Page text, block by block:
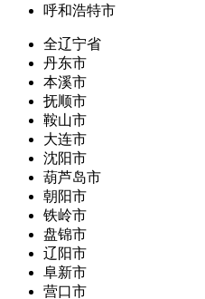
呼和浩特市
全辽宁省
丹东市
本溪市
抚顺市
鞍山市
大连市
沈阳市
葫芦岛市
朝阳市
铁岭市
盘锦市
辽阳市
阜新市
营口市